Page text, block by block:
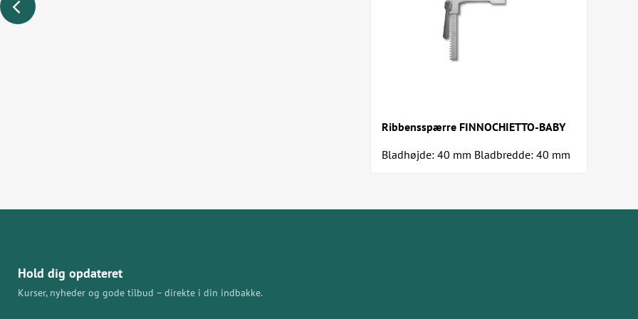
Ribbensspærre FINNOCHIETTO-BABY
Bladhøjde: 40 mm Bladbredde: 40 mm
Hold dig opdateret
Kurser, nyheder og gode tilbud – direkte i din indbakke.